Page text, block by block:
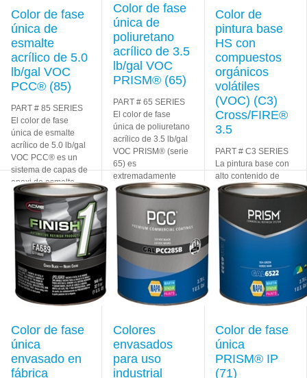
Color de fase
única de
esmalte
acrílico de 5.0
lb/gal VOC
PCC® (85)
PART # 85 SERIES
El color de fase
única de esmalte
acrílico de 5.0 lb/gal
VOC PCC® es un
sistema de capas de
epoxi de esmalte
Learn More
Color de fase
única de
poliuretano
acrílico de 3.5
lb/gal VOC
PRISM® (65)
PART # 65 SERIES
El color de fase
única de poliuretano
acrílico de 3.5 lb/gal
VOC PRISM® (serie
65) es
extremadamente
duradero,
proporciona alto
Learn More
Color de
pintura base
HS con
compuestos
orgánicos
volátiles
(VOC) (C3)
Cross/FIRE®
3.5
PART # C3 SERIES
La pintura base con
alto contenido de
sólidos Cross/FIRE®
es una opción de 3.5
lb/gal VOC
alternativa a la
pintura base alLearn
More
Color de fase
única
envasado en
fábrica
Colores
envasados
para uso
industrial
Color de fase
única
PRISM® IP
(71)